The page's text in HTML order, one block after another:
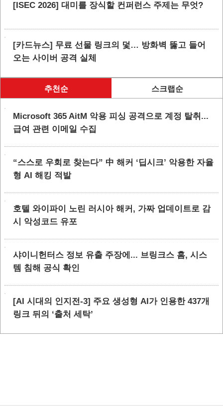
[ISEC 2026] 대미를 장식할 컨퍼런스 주제는 무엇?
[카드뉴스] 무료 선물 링크의 덫… 방화벽 뚫고 들어
오는 사이버 공격 실체
추천순 스크랩순
Microsoft 365 AitM 악용 피싱 공격으로 계정 탈취...
급여 관련 이메일 수집
“스스로 우회로 찾는다” 中 해커 ‘딥시크’ 악용한 자율
형 AI 해킹 적발
호텔 와이파이 노린 러시아 해커, 가짜 업데이트로 감
시 악성코드 유포
샤이니헌터스 정보 유출 주장에... 브링크스 홈, 시스
템 침해 공식 확인
[AI 시대의 인지전-3] 주요 생성형 AI가 인용한 437개
링크 뒤의 ‘출처 세탁’